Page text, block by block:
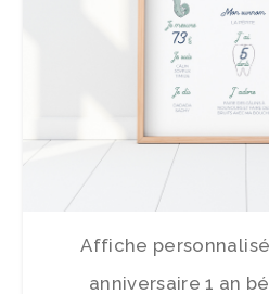
Affiche
anniversaire 1 an